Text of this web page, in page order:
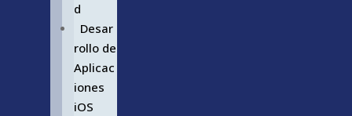
d
Desar
rollo de
Aplicac
iones
iOS